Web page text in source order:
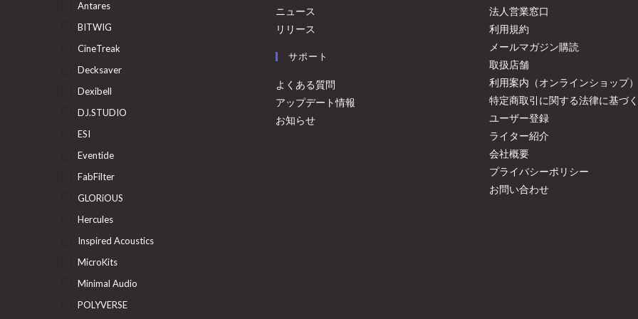
Antares
BITWIG
CineTreak
Decksaver
Dexibell
DJ.STUDIO
ESI
Eventide
FabFilter
GLORiOUS
Hercules
Inspired Acoustics
MicroKits
Minimal Audio
POLYVERSE
ニュース
リリース
サポート
よくある質問
アップデート情報
お知らせ
法人営業窓口
利用規約
メールマガジン購読
取扱店舗
利用案内（オンラインショップ）
特定商取引に関する法律に基づ
ユーザー登録
ライター紹介
会社概要
プライバシーポリシー
お問い合わせ